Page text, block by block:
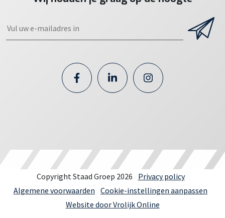
Copyright Staad Groep 2026
Privacy policy
Algemene voorwaarden Cookie-instellingen aanpassen
Website door Vrolijk Online